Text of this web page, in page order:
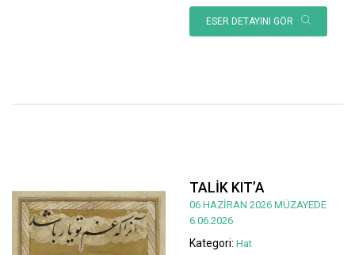
ESER DETAYINI GÖR
TALİK KIT’A
06 HAZİRAN 2026 MÜZAYEDE
6.06.2026
Kategori: Hat